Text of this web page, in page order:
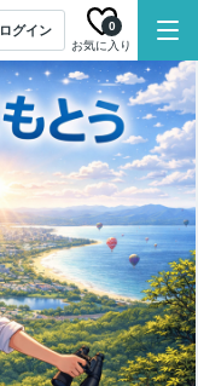
ログイン
お気に入り
0